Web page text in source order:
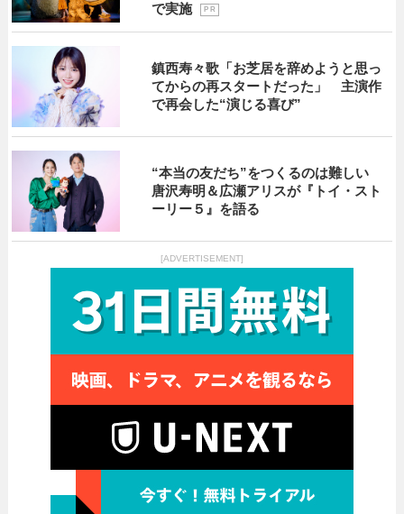
で実施
P R
鎮西寿々歌「お芝居を辞めようと思っ
てからの再スタートだった」 主演作
で再会した“演じる喜び”
“本当の友だち”をつくるのは難しい
唐沢寿明＆広瀬アリスが『トイ・スト
ーリー５』を語る
[ADVERTISEMENT]